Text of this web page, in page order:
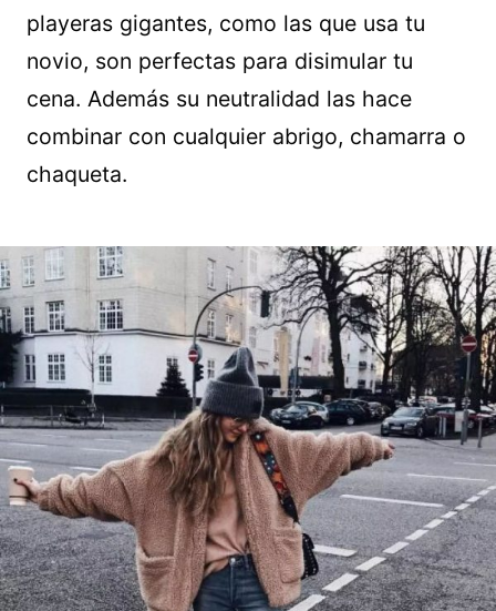
playeras gigantes, como las que usa tu
novio, son perfectas para disimular tu
cena. Además su neutralidad las hace
combinar con cualquier abrigo, chamarra o
chaqueta.